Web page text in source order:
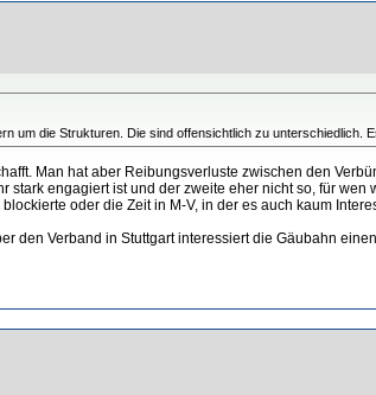
um die Strukturen. Die sind offensichtlich zu unterschiedlich.
Man hat aber Reibungsverluste zwischen den
engagiert ist und der zweite eher nicht so, für
oder die Zeit in M-V, in der es auch kaum
den Verband in Stuttgart interessiert die Gäubahn